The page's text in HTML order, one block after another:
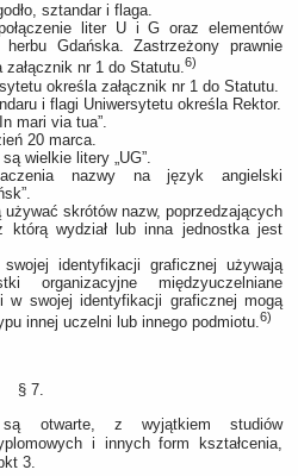
sztandar i flaga.
liter U i G oraz elementów
Gdańska. Zastrzeżony prawnie
załącznik nr 1 do Statutu.6)
określa załącznik nr 1 do Statutu.
i flagi Uniwersytetu określa Rektor.
mari via tua”.
20 marca.
wielkie litery „UG”.
nazwy na język angielski
skrótów nazw, poprzedzających
którą wydział lub inna jednostka jest
identyfikacji graficznej używają
organizacyjne międzyuczelniane
w swojej identyfikacji graficznej mogą
innej uczelni lub innego podmiotu.6)
§ 7.
są otwarte, z wyjątkiem studiów
i innych form kształcenia,
3.